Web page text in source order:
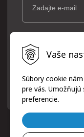
Vaše
Súbory cookie
pre vás.
preferencie.
Vaše osobné údaje
účelom v súlade s
osobných údajov.
písomne, emailom
informačného emailu.